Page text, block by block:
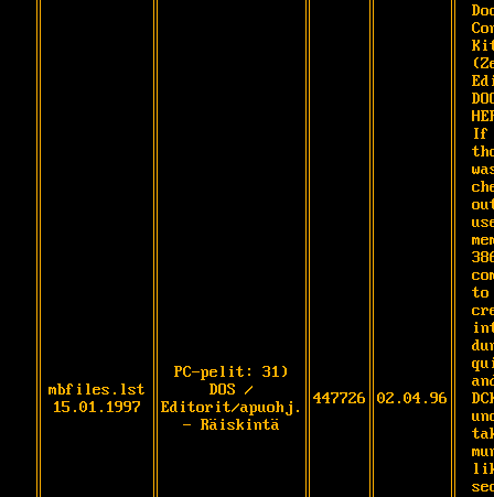
mbfiles.lst
15.01.1997
PC-pelit: 31)
DOS /
Editorit/apuohj.
- Räiskintä
447726 02.04.96
If
to